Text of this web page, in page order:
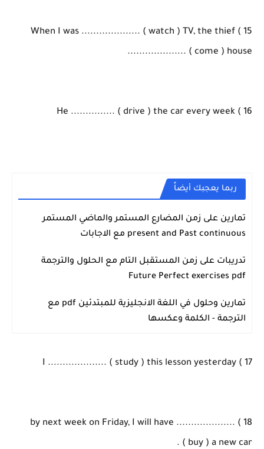
15 ) When I was .................... ( watch ) TV, the thief
.................... ( come ) house
16 ) He ............... ( drive ) the car every week
ربما يعجبك أيضاً
اللغة الانجليزية
تمارين على زمن المضارع المستمر والماضي المستمر
present and Past continuous مع الاجابات
اللغة الانجليزية
تدريبات على زمن المستقبل التام مع الحلول والترجمة
Future Perfect exercises pdf
اللغة الانجليزية
تمارين وحلول في اللغة الانجليزية للمبتدئين pdf مع
الترجمة - الكلمة وعكسها
17 ) I .................... ( study ) this lesson yesterday
18 ) by next week on Friday, I will have ....................
( buy ) a new car .